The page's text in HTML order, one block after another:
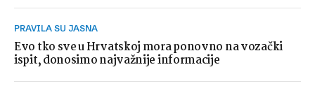
PRAVILA SU JASNA
Evo tko sve u Hrvatskoj mora ponovno na vozački
ispit, donosimo najvažnije informacije